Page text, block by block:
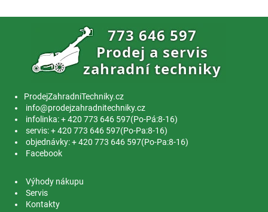
ProdejZahradniTechniky.cz
info@prodejzahradnitechniky.cz
infolinka: + 420 773 646 597(Po-Pá:8-16)
servis: + 420 773 646 597(Po-Pa:8-16)
objednávky: + 420 773 646 597(Po-Pa:8-16)
Facebook
Výhody nákupu
Servis
Kontakty